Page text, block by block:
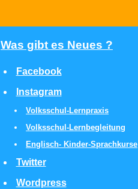
Was gibt es Neues ?
Facebook
Instagram
Volksschul-Lernpraxis
Volksschul-Lernbegleitung
Englisch- Kinder-Sprachkurse
Twitter
Wordpress